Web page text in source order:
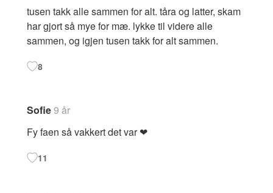
tusen takk alle sammen for alt. tåra og latter, skam
har gjort så mye for mæ. lykke til videre alle
sammen, og igjen tusen takk for alt sammen.
8
Sofie9 år
Fy faen så vakkert det var ❤
11